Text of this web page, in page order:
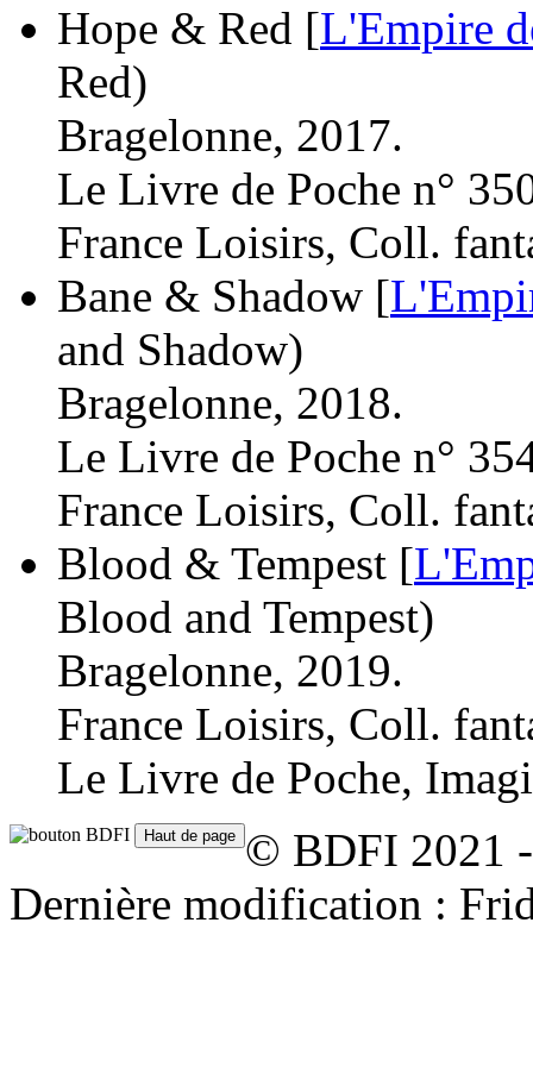
Hope & Red [L'Empire
Red)
Bragelonne, 2017.
Le Livre de Poche n°
France Loisirs, Coll.
Bane & Shadow [
and Shadow)
Bragelonne, 2018.
Le Livre de Poche n°
France Loisirs, Coll.
Blood & Tempest [
Blood and Tempest)
Bragelonne, 2019.
France Loisirs, Coll.
Le Livre de Poche,
© BDFI 2021
Dernière modification :